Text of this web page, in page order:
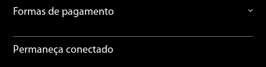
Formas de pagamento
Permaneça conectado